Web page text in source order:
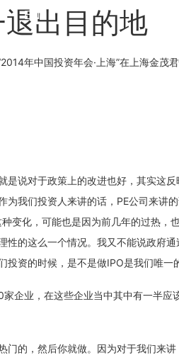
EN出目的地
年中国投资年会·上海”在上海金茂
说对于政策上的改进也好，其实这
我们投资人来讲的话，PE公司来讲
变化，可能也是因为前几年的过热，
的这么一个情况。我又不能说政府
资的时候，是不是做IPO是我们唯一
企业，在这些企业当中其中有一半应
的，然后你就做。因为对于我们来